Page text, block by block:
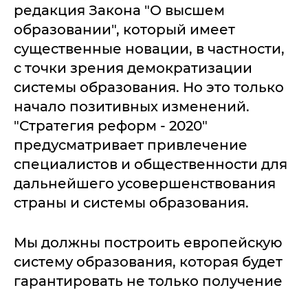
редакция Закона "О высшем
образовании", который имеет
существенные новации, в частности,
с точки зрения демократизации
системы образования. Но это только
начало позитивных изменений.
"Стратегия реформ - 2020"
предусматривает привлечение
специалистов и общественности для
дальнейшего усовершенствования
страны и системы образования.
Мы должны построить европейскую
систему образования, которая будет
гарантировать не только получение